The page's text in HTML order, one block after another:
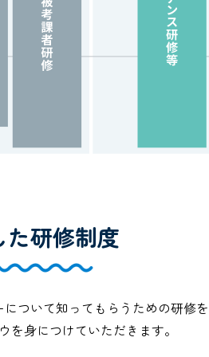
た研修制度
ついて知ってもらうための研修
を身につけていただきます。